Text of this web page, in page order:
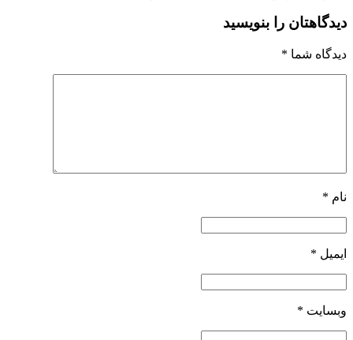
دیدگاهتان را بنویسید
دیدگاه شما *
نام *
ایمیل *
وبسایت *